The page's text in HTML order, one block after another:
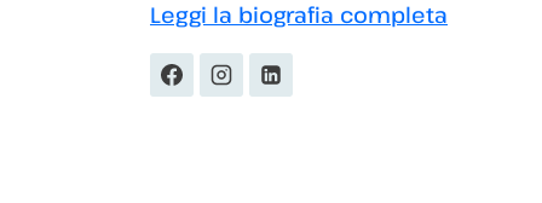
Leggi la biografia completa